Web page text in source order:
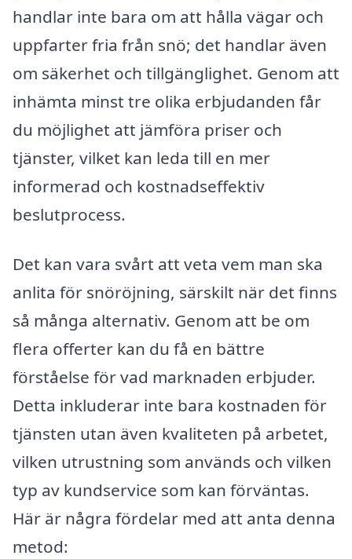
handlar inte bara om att hålla vägar och
uppfarter fria från snö; det handlar även
om säkerhet och tillgänglighet. Genom att
inhämta minst tre olika erbjudanden får
du möjlighet att jämföra priser och
tjänster, vilket kan leda till en mer
informerad och kostnadseffektiv
beslutprocess.
Det kan vara svårt att veta vem man ska
anlita för snöröjning, särskilt när det finns
så många alternativ. Genom att be om
flera offerter kan du få en bättre
förståelse för vad marknaden erbjuder.
Detta inkluderar inte bara kostnaden för
tjänsten utan även kvaliteten på arbetet,
vilken utrustning som används och vilken
typ av kundservice som kan förväntas.
Här är några fördelar med att anta denna
metod: